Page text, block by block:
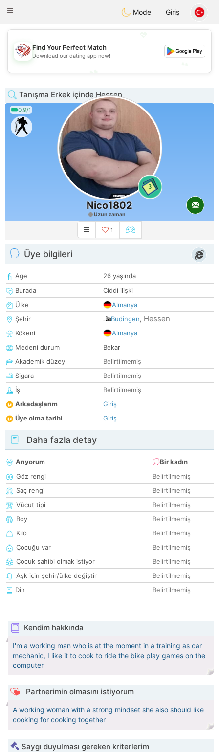
Dating
Toggle
Mode Giriş
💖
💕
Find Your Perfect Match
Download our dating app now!
Tanışma Erkek içinde Hessen
0.9/1
3
Nico1802
Uzun zaman
1
Üye bilgileri
Age
26 yaşında
Burada
Ciddi ilişki
Ülke
Almanya
Şehir
Budingen, Hessen
Kökeni
Almanya
Medeni durum
Bekar
Akademik düzey
Belirtilmemiş
Sigara
Belirtilmemiş
İş
Belirtilmemiş
Arkadaşlarım
Giriş
Üye olma tarihi
Giriş
Daha fazla detay
Arıyorum
Bir kadın
Göz rengi
Belirtilmemiş
Saç rengi
Belirtilmemiş
Vücut tipi
Belirtilmemiş
Boy
Belirtilmemiş
Kilo
Belirtilmemiş
Çocuğu var
Belirtilmemiş
Çocuk sahibi olmak istiyor
Belirtilmemiş
Aşk için şehir/ülke değiştir
Belirtilmemiş
Din
Belirtilmemiş
Kendim hakkında
I'm a working man who is at the moment in a training as car
mechanic, I like it to cook to ride the bike play games on the
computer
Partnerimin olmasını istiyorum
A working woman with a strong mindset she also should like
cooking for cooking together
Saygı duyulması gereken kriterlerim